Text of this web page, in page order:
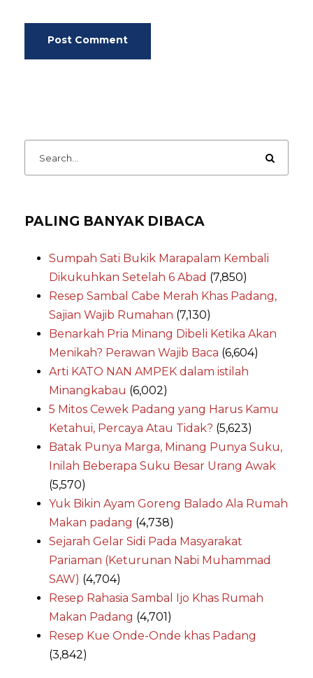
PALING BANYAK DIBACA
Sumpah Sati Bukik Marapalam Kembali
Dikukuhkan Setelah 6 Abad (7,850)
Resep Sambal Cabe Merah Khas Padang,
Sajian Wajib Rumahan (7,130)
Benarkah Pria Minang Dibeli Ketika Akan
Menikah? Perawan Wajib Baca (6,604)
Arti KATO NAN AMPEK dalam istilah
Minangkabau (6,002)
5 Mitos Cewek Padang yang Harus Kamu
Ketahui, Percaya Atau Tidak? (5,623)
Batak Punya Marga, Minang Punya Suku,
Inilah Beberapa Suku Besar Urang Awak
(5,570)
Yuk Bikin Ayam Goreng Balado Ala Rumah
Makan padang (4,738)
Sejarah Gelar Sidi Pada Masyarakat
Pariaman (Keturunan Nabi Muhammad
SAW) (4,704)
Resep Rahasia Sambal Ijo Khas Rumah
Makan Padang (4,701)
Resep Kue Onde-Onde khas Padang
(3,842)